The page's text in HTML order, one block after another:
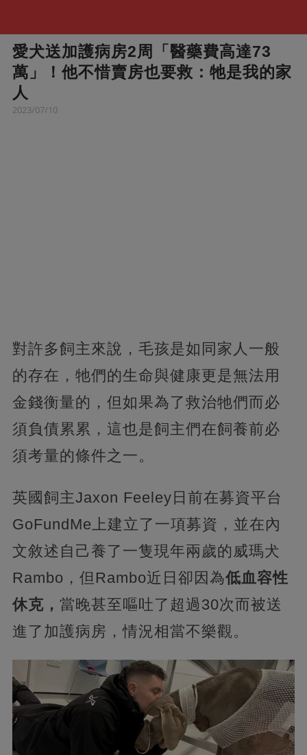
愛犬送加護病房2周「醫藥費高達73
萬」！他不惜賣房也要救：牠是我的家
人
2023/07/10
對許多飼主來說，毛孩是如同家人一般
的存在，牠們的生命與健康更是無法用
金錢衡量的，但如果為了救治牠們而必
須負債累累，這也是飼主們在飼養前必
須考量的條件之一。
英國飼主Jaxon Feeley日前在募資平台
GoFundMe上建立了一項募資，並在內
文敘述自己養了一隻現年兩歲的威瑪犬
Rambo，但Rambo近日卻因為低血容性
休克， 當晚甚至嘔吐了超過30次而被送
進了加護病房，情況相當不樂觀。